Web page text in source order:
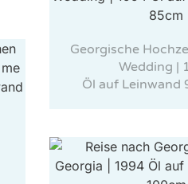
Georgische
Wedding |
Öl auf Leinwand